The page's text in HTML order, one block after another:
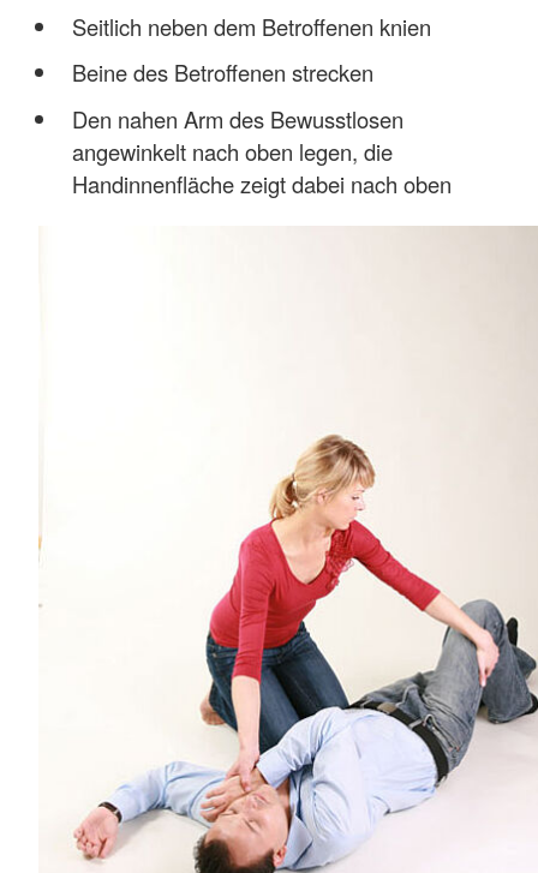
Seitlich neben dem Betroffenen knien
Beine des Betroffenen strecken
Den nahen Arm des Bewusstlosen
angewinkelt nach oben legen, die
Handinnenfläche zeigt dabei nach oben